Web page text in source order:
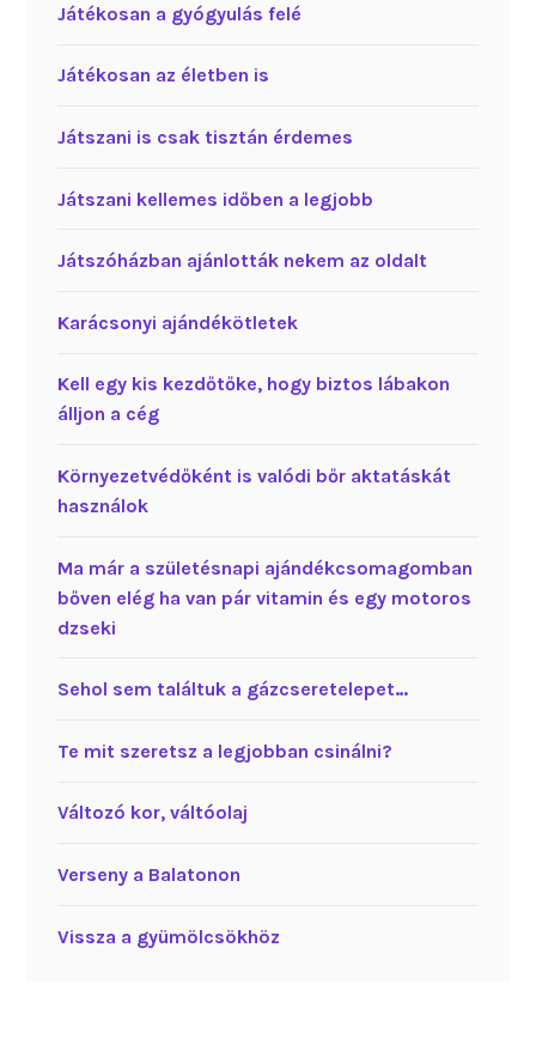
Játékosan a gyógyulás felé
Játékosan az életben is
Játszani is csak tisztán érdemes
Játszani kellemes időben a legjobb
Játszóházban ajánlották nekem az oldalt
Karácsonyi ajándékötletek
Kell egy kis kezdőtőke, hogy biztos lábakon
álljon a cég
Környezetvédőként is valódi bőr aktatáskát
használok
Ma már a születésnapi ajándékcsomagomban
bőven elég ha van pár vitamin és egy motoros
dzseki
Sehol sem találtuk a gázcseretelepet…
Te mit szeretsz a legjobban csinálni?
Változó kor, váltóolaj
Verseny a Balatonon
Vissza a gyümölcsökhöz